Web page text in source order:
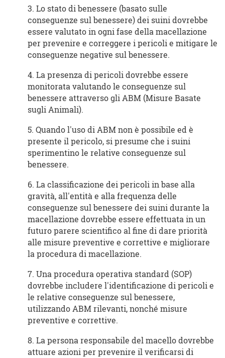
3. Lo stato di benessere (basato sulle
conseguenze sul benessere) dei suini dovrebbe
essere valutato in ogni fase della macellazione
per prevenire e correggere i pericoli e mitigare le
conseguenze negative sul benessere.
4. La presenza di pericoli dovrebbe essere
monitorata valutando le conseguenze sul
benessere attraverso gli ABM (Misure Basate
sugli Animali).
5. Quando l'uso di ABM non è possibile ed è
presente il pericolo, si presume che i suini
sperimentino le relative conseguenze sul
benessere.
6. La classificazione dei pericoli in base alla
gravità, all'entità e alla frequenza delle
conseguenze sul benessere dei suini durante la
macellazione dovrebbe essere effettuata in un
futuro parere scientifico al fine di dare priorità
alle misure preventive e correttive e migliorare
la procedura di macellazione.
7. Una procedura operativa standard (SOP)
dovrebbe includere l'identificazione di pericoli e
le relative conseguenze sul benessere,
utilizzando ABM rilevanti, nonché misure
preventive e correttive.
8. La persona responsabile del macello dovrebbe
attuare azioni per prevenire il verificarsi di